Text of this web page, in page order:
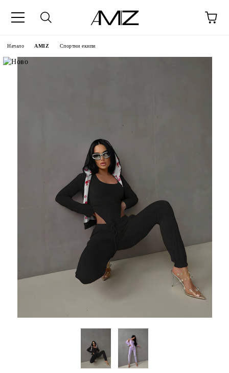
Начало AMIZ Спортни екипи